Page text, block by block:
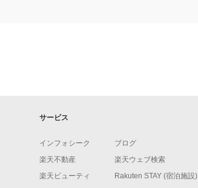
サービス
インフォシーク
楽天不動産
楽天ビューティ
ブログ
楽天ウェブ検索
Rakuten STAY (宿泊施設)